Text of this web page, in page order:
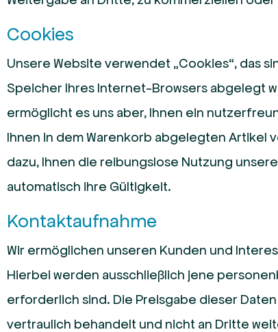
Cookies
Unsere Website verwendet „Cookies“, das
Speicher Ihres Internet-Browsers abgelegt
ermöglicht es uns aber, Ihnen ein
Ihnen in dem Warenkorb abgelegten Artikel
dazu, Ihnen die reibungslose Nutzung
automatisch ihre Gültigkeit.
Kontaktaufnahme
Wir ermöglichen unseren Kunden und
Hierbei werden ausschließlich jene
erforderlich sind. Die Preisgabe dieser
vertraulich behandelt und nicht an Dritte